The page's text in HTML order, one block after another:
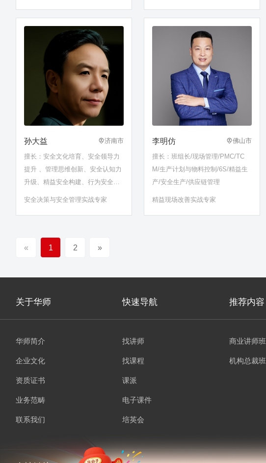
师
孙大益 济南市
擅长：安全文化培育、安全领导力
提升 、管理思维创新、安全认知力
升级、精益安全构建、行为安全管
控、机制搭建、责任制梳理、国家
安全决策与安全管理实战专家
李明仿 佛山市
擅长：班组长/现场管理/PMC/TC
M/生产计划与物料控制/6S/精益生
产/安全生产/供应链管理
精益现场改善实战专家
« 1 2 »
关于华师 快速导航 推荐内容
华师简介
企业文化
资质证书
业务范畴
联系我们
找讲师
找课程
课派
电子课件
培英会
商业讲师班
机构总裁班